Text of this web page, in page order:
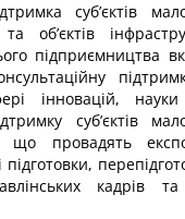
суб’єктів
об’єктів
підприємництва
інновацій,
суб’єктів
що провадять
підготовки,
кадрів